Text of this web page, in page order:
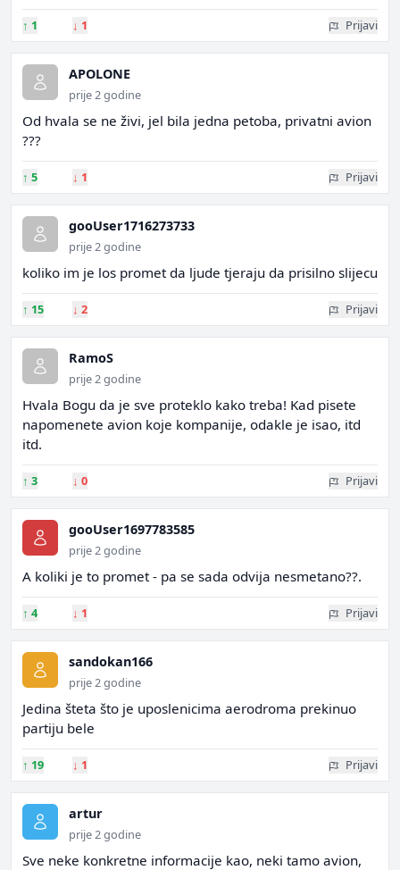
↑ 1 ↓ 1 Prijavi
APOLONE
prije 2 godine
Od hvala se ne živi, jel bila jedna petoba, privatni avion
???
↑ 5 ↓ 1 Prijavi
gooUser1716273733
prije 2 godine
koliko im je los promet da ljude tjeraju da prisilno slijecu
↑ 15 ↓ 2 Prijavi
RamoS
prije 2 godine
Hvala Bogu da je sve proteklo kako treba! Kad pisete
napomenete avion koje kompanije, odakle je isao, itd
itd.
↑ 3 ↓ 0 Prijavi
gooUser1697783585
prije 2 godine
A koliki je to promet - pa se sada odvija nesmetano??.
↑ 4 ↓ 1 Prijavi
sandokan166
prije 2 godine
Jedina šteta što je uposlenicima aerodroma prekinuo
partiju bele
↑ 19 ↓ 1 Prijavi
artur
prije 2 godine
Sve neke konkretne informacije kao, neki tamo avion,